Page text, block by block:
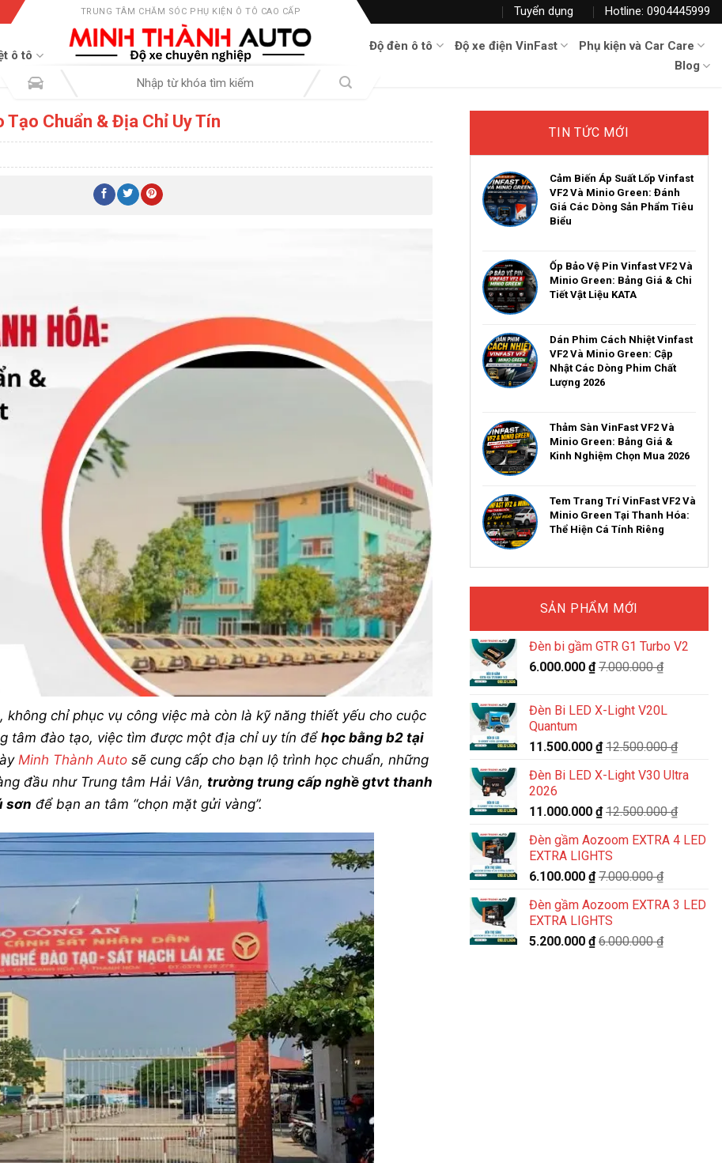
TRUNG TÂM CHĂM SÓC PHỤ KIỆN Ô TÔ CAO CẤP Tuyển dụng Hotline: 0904445999
ô tô
Độ đèn ô tô Độ xe điện VinFast
Phụ kiện và Car Care
Blog
Tạo Chuẩn & Địa Chỉ Uy Tín
chỉ phục vụ công việc mà còn là kỹ năng thiết yếu cho cuộc
tâm đào tạo, việc tìm được một địa chỉ uy tín để học bằng b2 tại
Minh Thành Autosẽ cung cấp cho bạn lộ trình học chuẩn, những
đầu như Trung tâm Hải Vân, trường trung cấp nghề gtvt thanh
sơn để bạn an tâm “chọn mặt gửi vàng”.
TIN TỨC MỚI
Cảm Biến Áp Suất Lốp Vinfast
VF2 Và Minio Green: Đánh
Giá Các Dòng Sản Phẩm Tiêu
Biểu
Ốp Bảo Vệ Pin Vinfast VF2 Và
Minio Green: Bảng Giá & Chi
Tiết Vật Liệu KATA
Dán Phim Cách Nhiệt Vinfast
VF2 Và Minio Green: Cập
Nhật Các Dòng Phim Chất
Lượng 2026
Thảm Sàn VinFast VF2 Và
Minio Green: Bảng Giá &
Kinh Nghiệm Chọn Mua 2026
Tem Trang Trí VinFast VF2 Và
Minio Green Tại Thanh Hóa:
Thể Hiện Cá Tính Riêng
SẢN PHẨM MỚI
Đèn bi gầm GTR G1 Turbo V2
6.000.000 ₫ 7.000.000₫
Đèn Bi LED X-Light V20L
Quantum
11.500.000 ₫ 12.500.000₫
Đèn Bi LED X-Light V30 Ultra
2026
11.000.000 ₫ 12.500.000₫
Đèn gầm Aozoom EXTRA 4 LED
EXTRA LIGHTS
6.100.000 ₫ 7.000.000₫
Đèn gầm Aozoom EXTRA 3 LED
EXTRA LIGHTS
5.200.000 ₫ 6.000.000₫